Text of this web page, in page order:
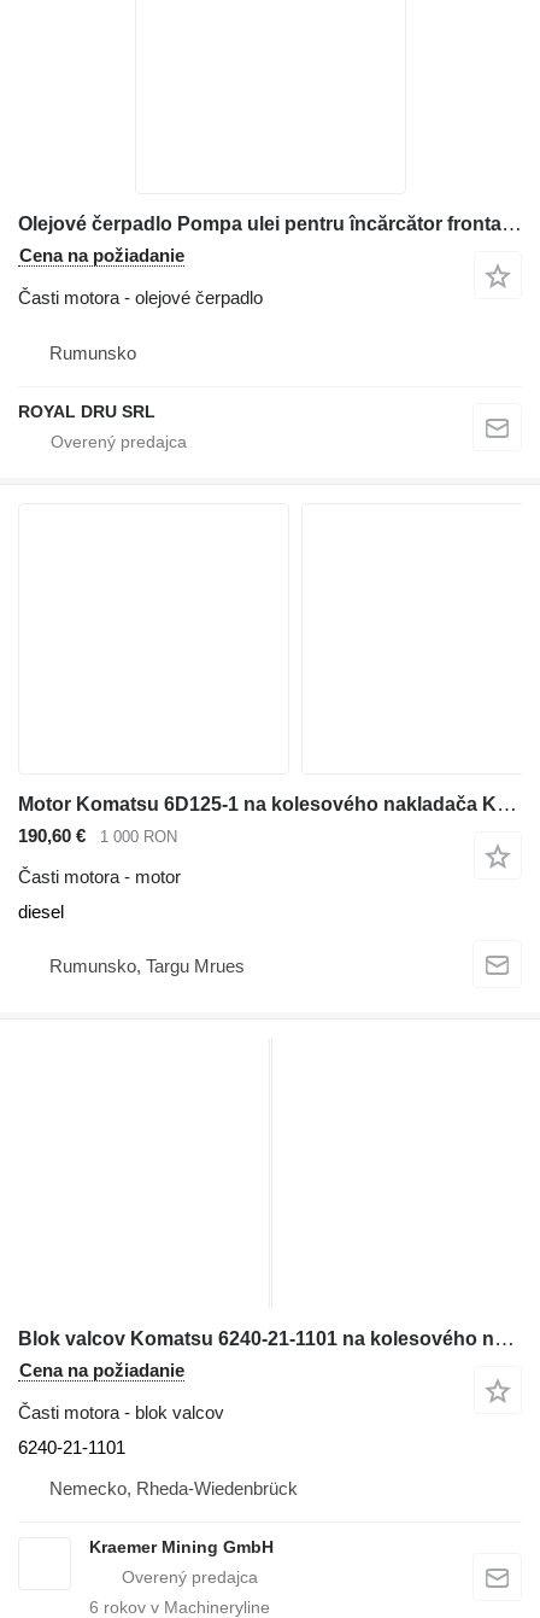
Olejové čerpadlo Pompa ulei pentru încărcător frontal na stavebného stroja Komatsu WA150
Cena na požiadanie
Časti motora - olejové čerpadlo
Rumunsko
ROYAL DRU SRL
Motor Komatsu 6D125-1 na kolesového nakladača Komatsu WA450-1
190,60 € 1 000 RON
Časti motora - motor
diesel
Rumunsko, Targu Mrues
Blok valcov Komatsu 6240-21-1101 na kolesového nakladača Komatsu WA600-3; WA700-3; WD600-3; HD465-7; HD605-7; PC1250-7
Cena na požiadanie
Časti motora - blok valcov
6240-21-1101
Nemecko, Rheda-Wiedenbrück
Kraemer Mining GmbH
6 rokov v Machineryline